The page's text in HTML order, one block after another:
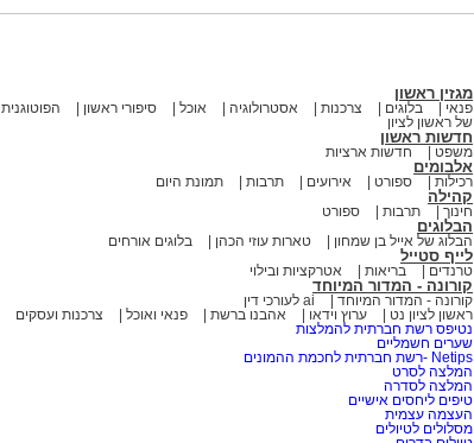
מגזין ראשון
פנאי בלוגים צרכנות אסטרולוגיה אוכל סיפורי ראשון
הפוטוגנית
של ראשון לציון
חדשות ראשון
משפט חדשות ארציות
אלבומים
רכילות ספורט אירועים תרבות תמונת היום
קהילה
חינוך תרבות ספורט
הבלוגים
הבלוג של אייל בן שמחון טארות עוזי הכהן בלוגים אורחים
לייף סטייל
טרנדים בריאות אטרקציות ובילוי
קורונה - המדור המיוחד
קורונה - המדור המיוחד
ai לעורכי דין
ראשון לציון נט
ערוץ וידאו אהבנו ברשת פנאי ואוכל
צרכנות ועסקים
נטיפס רשת חברתית להמלצות
שערים חשמליים
Netips -רשת חברתית לחכמת ההמונים
המלצה לסרט
המלצה לסדרה
טיפים ליחסים אישיים
העצמה עצמית
מסלולים לטיולים